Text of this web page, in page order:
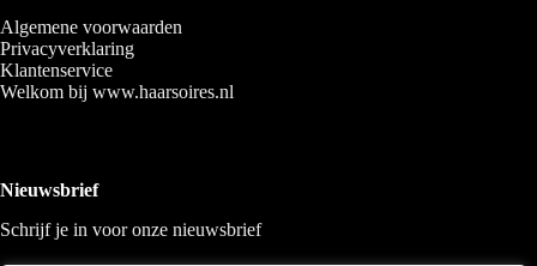
Algemene voorwaarden
Privacyverklaring
Klantenservice
Welkom bij www.haarsoires.nl
Nieuwsbrief
Schrijf je in voor onze nieuwsbrief